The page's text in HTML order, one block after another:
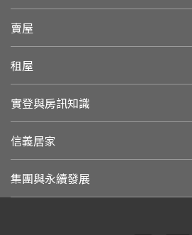
賣屋
租屋
實登與房訊知識
信義居家
集團與永續發展